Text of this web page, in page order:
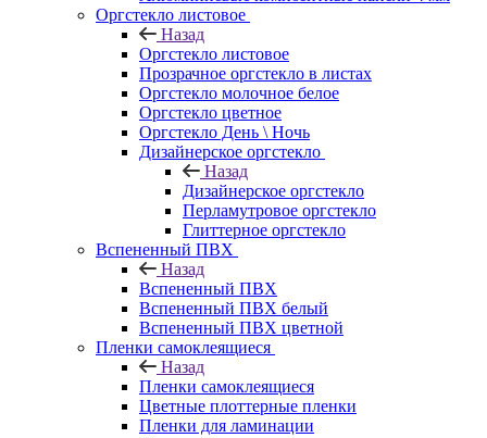
Оргстекло листовое
Назад
Оргстекло листовое
Прозрачное оргстекло в листах
Оргстекло молочное белое
Оргстекло цветное
Оргстекло День \ Ночь
Дизайнерское оргстекло
Назад
Дизайнерское оргстекло
Перламутровое оргстекло
Глиттерное оргстекло
Вспененный ПВХ
Назад
Вспененный ПВХ
Вспененный ПВХ белый
Вспененный ПВХ цветной
Пленки самоклеящиеся
Назад
Пленки самоклеящиеся
Цветные плоттерные пленки
Пленки для ламинации